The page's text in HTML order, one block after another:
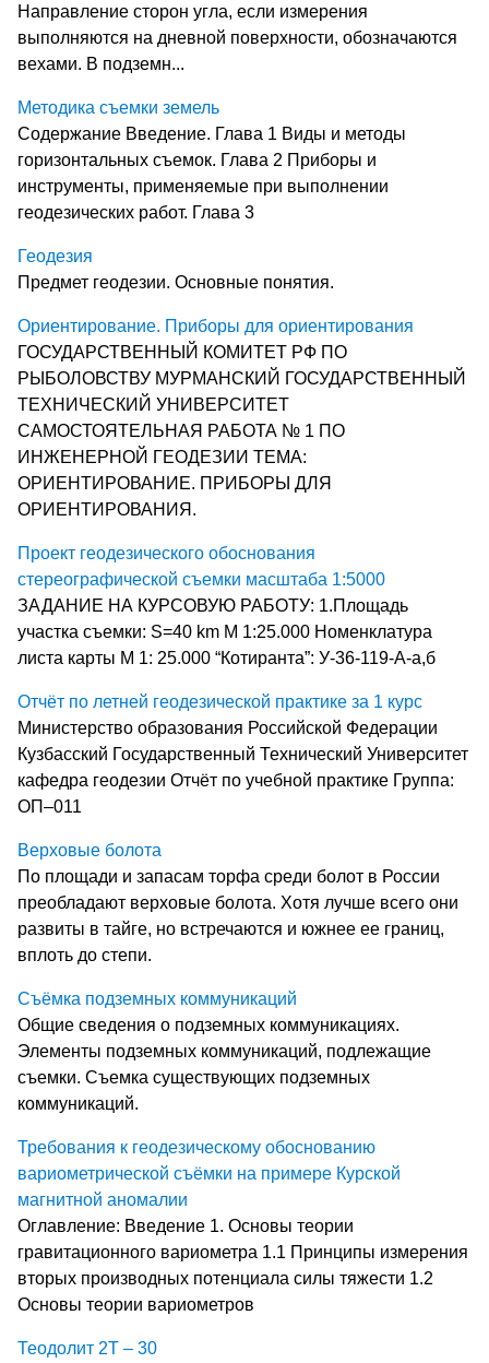
Направление сторон угла, если измерения
выполняются на дневной поверхности, обозначаются
вехами. В подземн...
Методика съемки земель
Содержание Введение. Глава 1 Виды и методы
горизонтальных съемок. Глава 2 Приборы и
инструменты, применяемые при выполнении
геодезических работ. Глава 3
Геодезия
Предмет геодезии. Основные понятия.
Ориентирование. Приборы для ориентирования
ГОСУДАРСТВЕННЫЙ КОМИТЕТ РФ ПО
РЫБОЛОВСТВУ МУРМАНСКИЙ ГОСУДАРСТВЕННЫЙ
ТЕХНИЧЕСКИЙ УНИВЕРСИТЕТ
САМОСТОЯТЕЛЬНАЯ РАБОТА № 1 ПО
ИНЖЕНЕРНОЙ ГЕОДЕЗИИ ТЕМА:
ОРИЕНТИРОВАНИЕ. ПРИБОРЫ ДЛЯ
ОРИЕНТИРОВАНИЯ.
Проект геодезического обоснования
стереографической съемки масштаба 1:5000
ЗАДАНИЕ НА КУРСОВУЮ РАБОТУ: 1.Площадь
участка съемки: S=40 km М 1:25.000 Номенклатура
листа карты М 1: 25.000 “Котиранта”: У-36-119-А-а,б
Отчёт по летней геодезической практике за 1 курс
Министерство образования Российской Федерации
Кузбасский Государственный Технический Университет
кафедра геодезии Отчёт по учебной практике Группа:
ОП–011
Верховые болота
По площади и запасам торфа среди болот в России
преобладают верховые болота. Хотя лучше всего они
развиты в тайге, но встречаются и южнее ее границ,
вплоть до степи.
Съёмка подземных коммуникаций
Общие сведения о подземных коммуникациях.
Элементы подземных коммуникаций, подлежащие
съемки. Съемка существующих подземных
коммуникаций.
Требования к геодезическому обоснованию
вариометрической съёмки на примере Курской
магнитной аномалии
Оглавление: Введение 1. Основы теории
гравитационного вариометра 1.1 Принципы измерения
вторых производных потенциала силы тяжести 1.2
Основы теории вариометров
Теодолит 2Т – 30